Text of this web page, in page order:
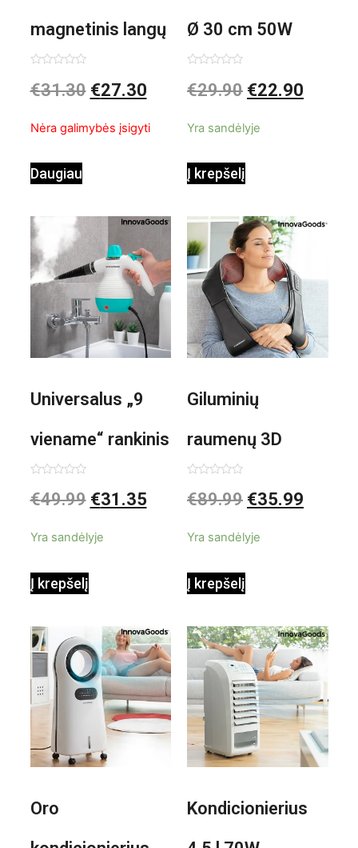
magnetinis langų
valiklis Klinmag
0
iš
€31.30 €27.30
Nėra galimybės įsigyti
Daugiau
Ø 30 cm 50W
Baltai pilkas
0
iš
€29.90 €22.90
Yra sandėlyje
Į krepšelį
Universalus „9
viename“ rankinis
garintuvas su
0,35 L 3 Bar
1000W
0
iš
€49.99 €31.35
Yra sandėlyje
Į krepšelį
Giluminių
raumenų 3D
elektrinis
Shiatsu
0
iš
€89.99 €35.99
Yra sandėlyje
Į krepšelį
Oro
Kondicionierius